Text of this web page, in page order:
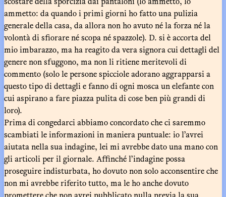
ammetto: da quando i primi giorni ho fatto una pulizia
generale della casa, da allora non ho avuto né la forza né la
volontà di sfiorare né scopa né spazzole). D. si è accorta del
mio imbarazzo, ma ha reagito da vera signora cui dettagli del
genere non sfuggono, ma non li ritiene meritevoli di
commento (solo le persone spicciole adorano aggrapparsi a
questo tipo di dettagli e fanno di ogni mosca un elefante con
cui aspirano a fare piazza pulita di cose ben più grandi di
loro).
Prima di congedarci abbiamo concordato che ci saremmo
scambiati le informazioni in maniera puntuale: io l’avrei
aiutata nella sua indagine, lei mi avrebbe dato una mano con
gli articoli per il giornale. Affinché l’indagine possa
proseguire indisturbata, ho dovuto non solo acconsentire che
non mi avrebbe riferito tutto, ma le ho anche dovuto